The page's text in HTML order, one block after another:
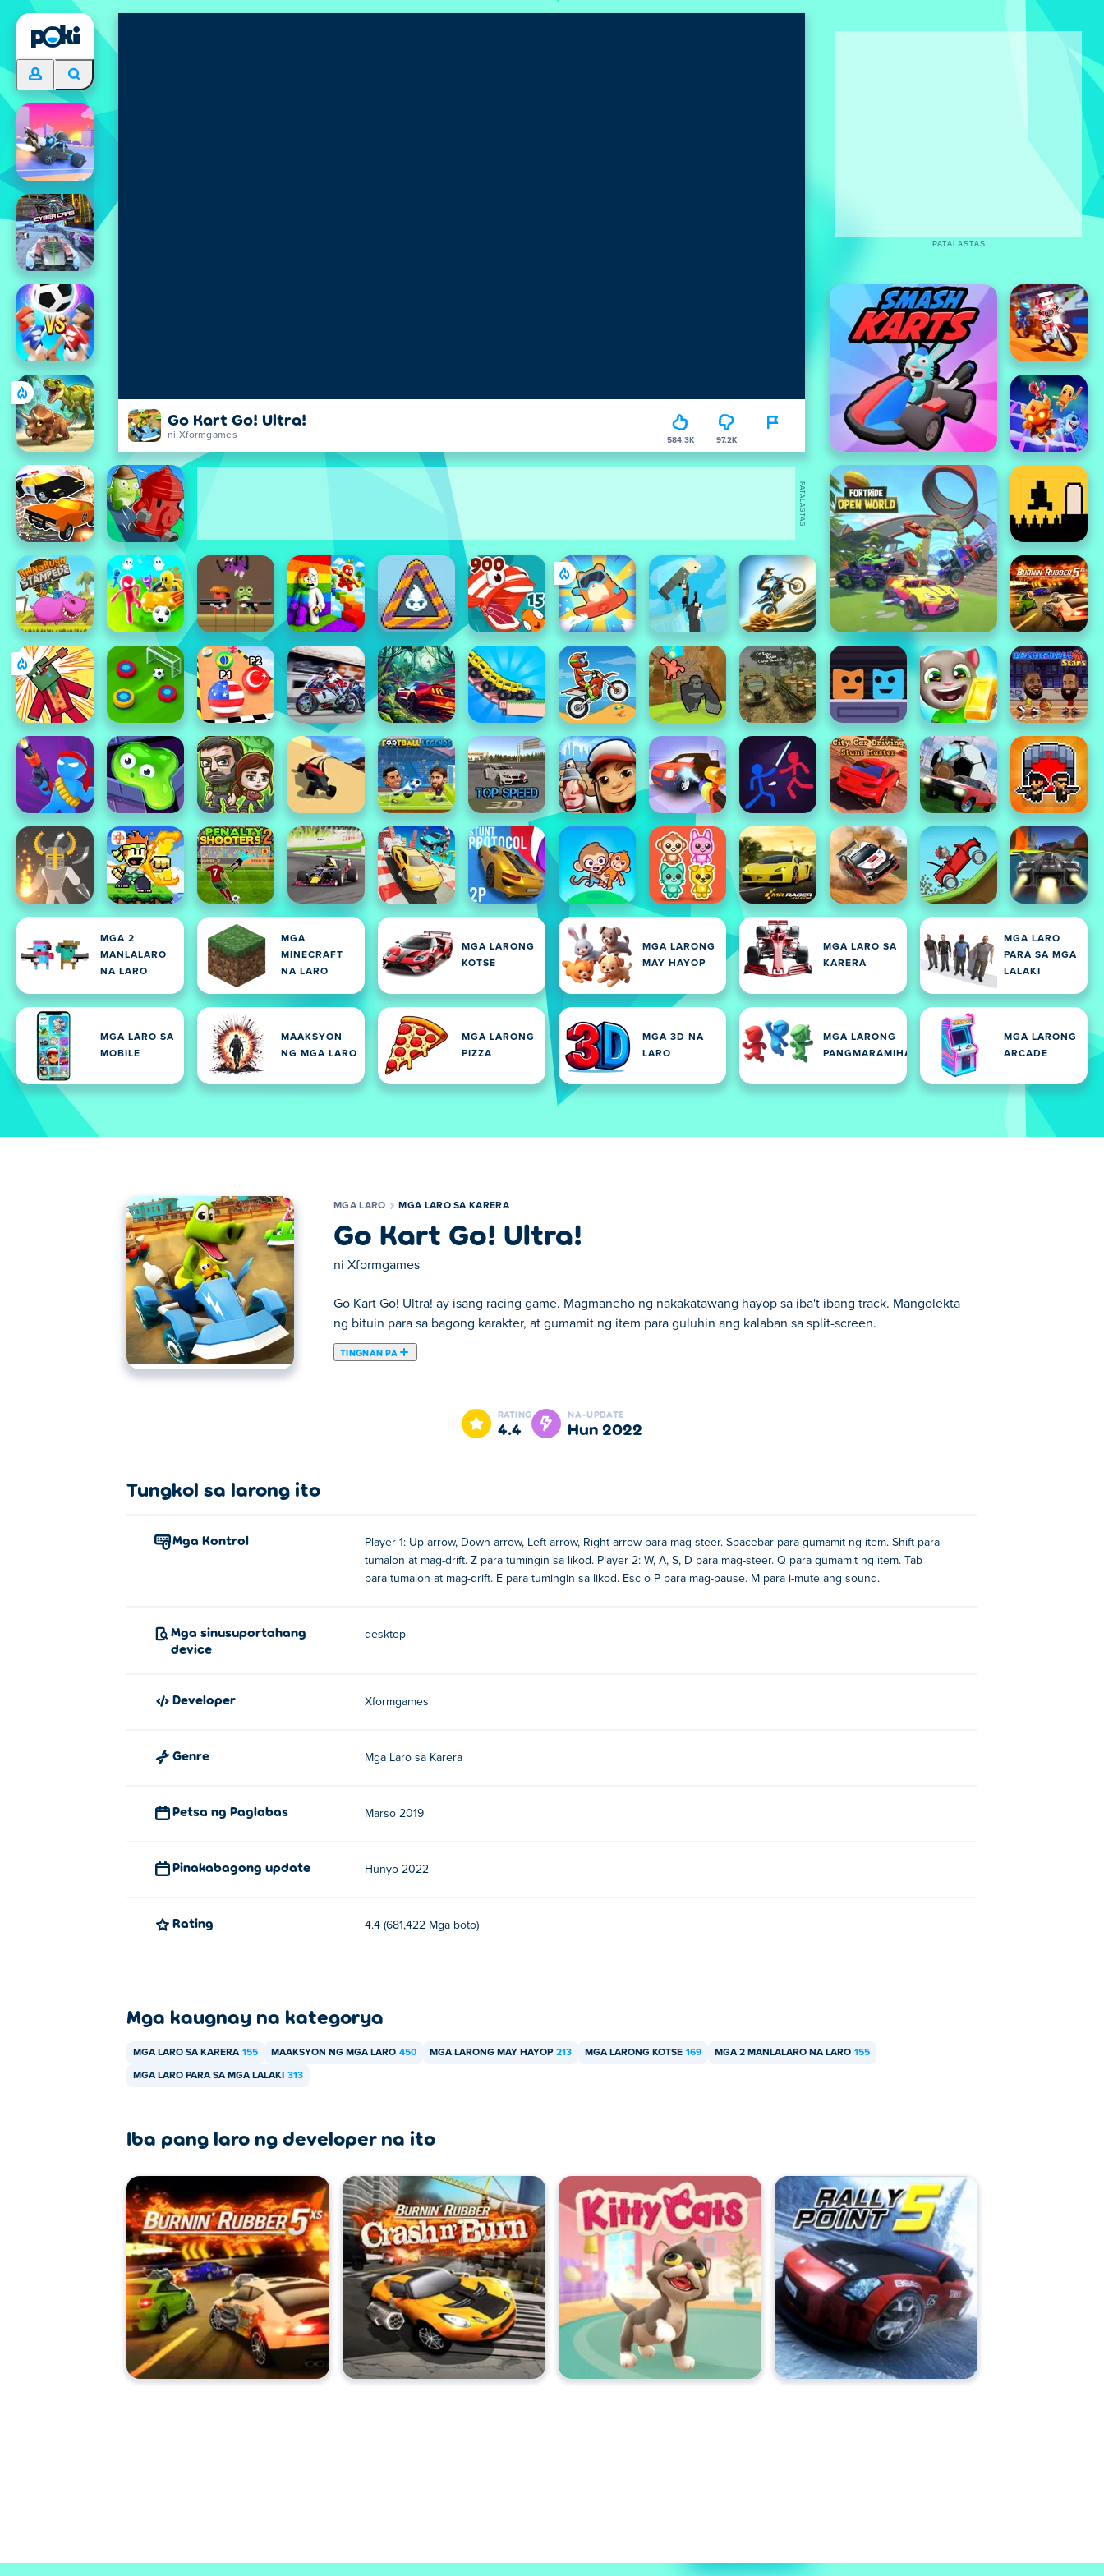
Go Kart Go! Ultra!
ni Xformgames 584.3K 97.2K
MGA 2
MANLALARO
NA LARO
MGA
MINECRAFT
NA LARO
MGA LARONG
KOTSE
MGA LARONG
MAY HAYOP
MGA LARO SA
KARERA
MGA LARO
PARA SA MGA
LALAKI
MGA LARO SA
MOBILE
MAAKSYON
NG MGA LARO
MGA LARONG
PIZZA
MGA 3D NA
LARO
MGA LARONG
PANGMARAMIHAN
MGA LARONG
ARCADE
PATALASTAS
PATALASTAS
MGA LARO MGA LARO SA KARERA
Go Kart Go! Ultra!
ni Xformgames
Go Kart Go! Ultra! ay isang racing game. Magmaneho ng nakakatawang hayop sa iba't ibang track. Mangolekta
ng bituin para sa bagong karakter, at gumamit ng item para guluhin ang kalaban sa split-screen.
TINGNAN PA
Dito maaari kang maglaro ng Go Kart Go! Ultra!. Go Kart Go! Ultra! ay isa sa aming napiling Mga Laro sa Karera.
RATING
4.4
NA-UPDATE
Hun 2022
Tungkol sa larong ito
Mga Kontrol
Player 1: Up arrow, Down arrow, Left arrow, Right arrow para mag-steer. Spacebar para gumamit ng item. Shift para
tumalon at mag-drift. Z para tumingin sa likod. Player 2: W, A, S, D para mag-steer. Q para gumamit ng item. Tab
para tumalon at mag-drift. E para tumingin sa likod. Esc o P para mag-pause. M para i-mute ang sound.
Mga sinusuportahang
device
desktop
Developer Xformgames
Genre Mga Laro sa Karera
Petsa ng Paglabas Marso 2019
Pinakabagong update Hunyo 2022
Rating 4.4 (681,422 Mga boto)
Mga kaugnay na kategorya
MGA LARO SA KARERA 155 MAAKSYON NG MGA LARO 450 MGA LARONG MAY HAYOP 213 MGA LARONG KOTSE 169 MGA 2 MANLALARO NA LARO 155
MGA LARO PARA SA MGA LALAKI 313
Iba pang laro ng developer na ito